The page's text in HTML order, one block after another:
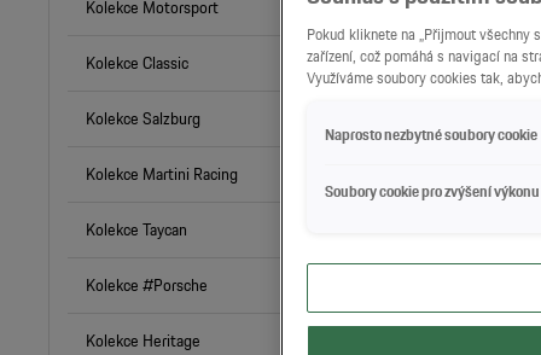
Kolekce Motorsport
Kolekce Classic
Kolekce Salzburg
Kolekce Martini Racing
Kolekce Taycan
Kolekce #Porsche
Kolekce Heritage
Pokud kliknete na „Přijmout
zařízení, což pomáhá s navigací na
Využíváme soubory cookies tak,
Naprosto nezbytné soubory cookie
Soubory cookie pro zvýšení výkonu